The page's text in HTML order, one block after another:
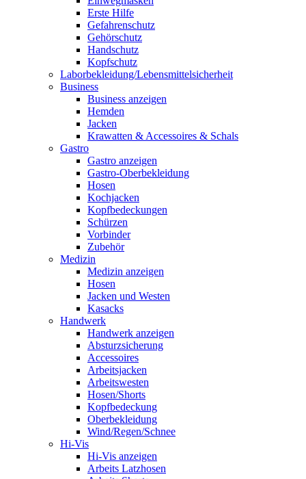
Erste Hilfe
Gefahrenschutz
Gehörschutz
Handschutz
Kopfschutz
Laborbekleidung/Lebensmittelsicherheit
Business
Business anzeigen
Hemden
Jacken
Krawatten & Accessoires & Schals
Gastro
Gastro anzeigen
Gastro-Oberbekleidung
Hosen
Kochjacken
Kopfbedeckungen
Schürzen
Vorbinder
Zubehör
Medizin
Medizin anzeigen
Hosen
Jacken und Westen
Kasacks
Handwerk
Handwerk anzeigen
Absturzsicherung
Accessoires
Arbeitsjacken
Arbeitswesten
Hosen/Shorts
Kopfbedeckung
Oberbekleidung
Wind/Regen/Schnee
Hi-Vis
Hi-Vis anzeigen
Arbeits Latzhosen